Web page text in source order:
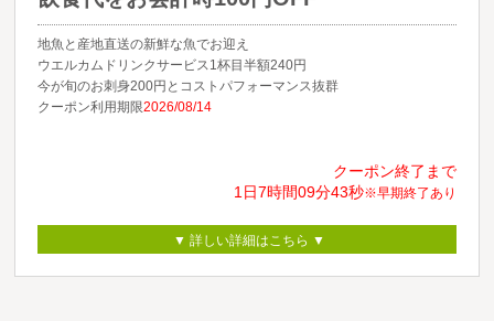
地魚と産地直送の新鮮な魚でお迎え
ウエルカムドリンクサービス1杯目半額240円
今が旬のお刺身200円とコストパフォーマンス抜群
クーポン利用期限2026/08/14
クーポン終了まで
1日7時間09分43秒※早期終了あり
▼ 詳しい詳細はこちら ▼